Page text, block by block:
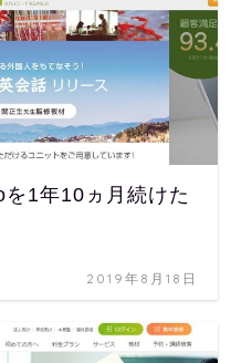
を1年10ヵ月続けた
2019年8月18日